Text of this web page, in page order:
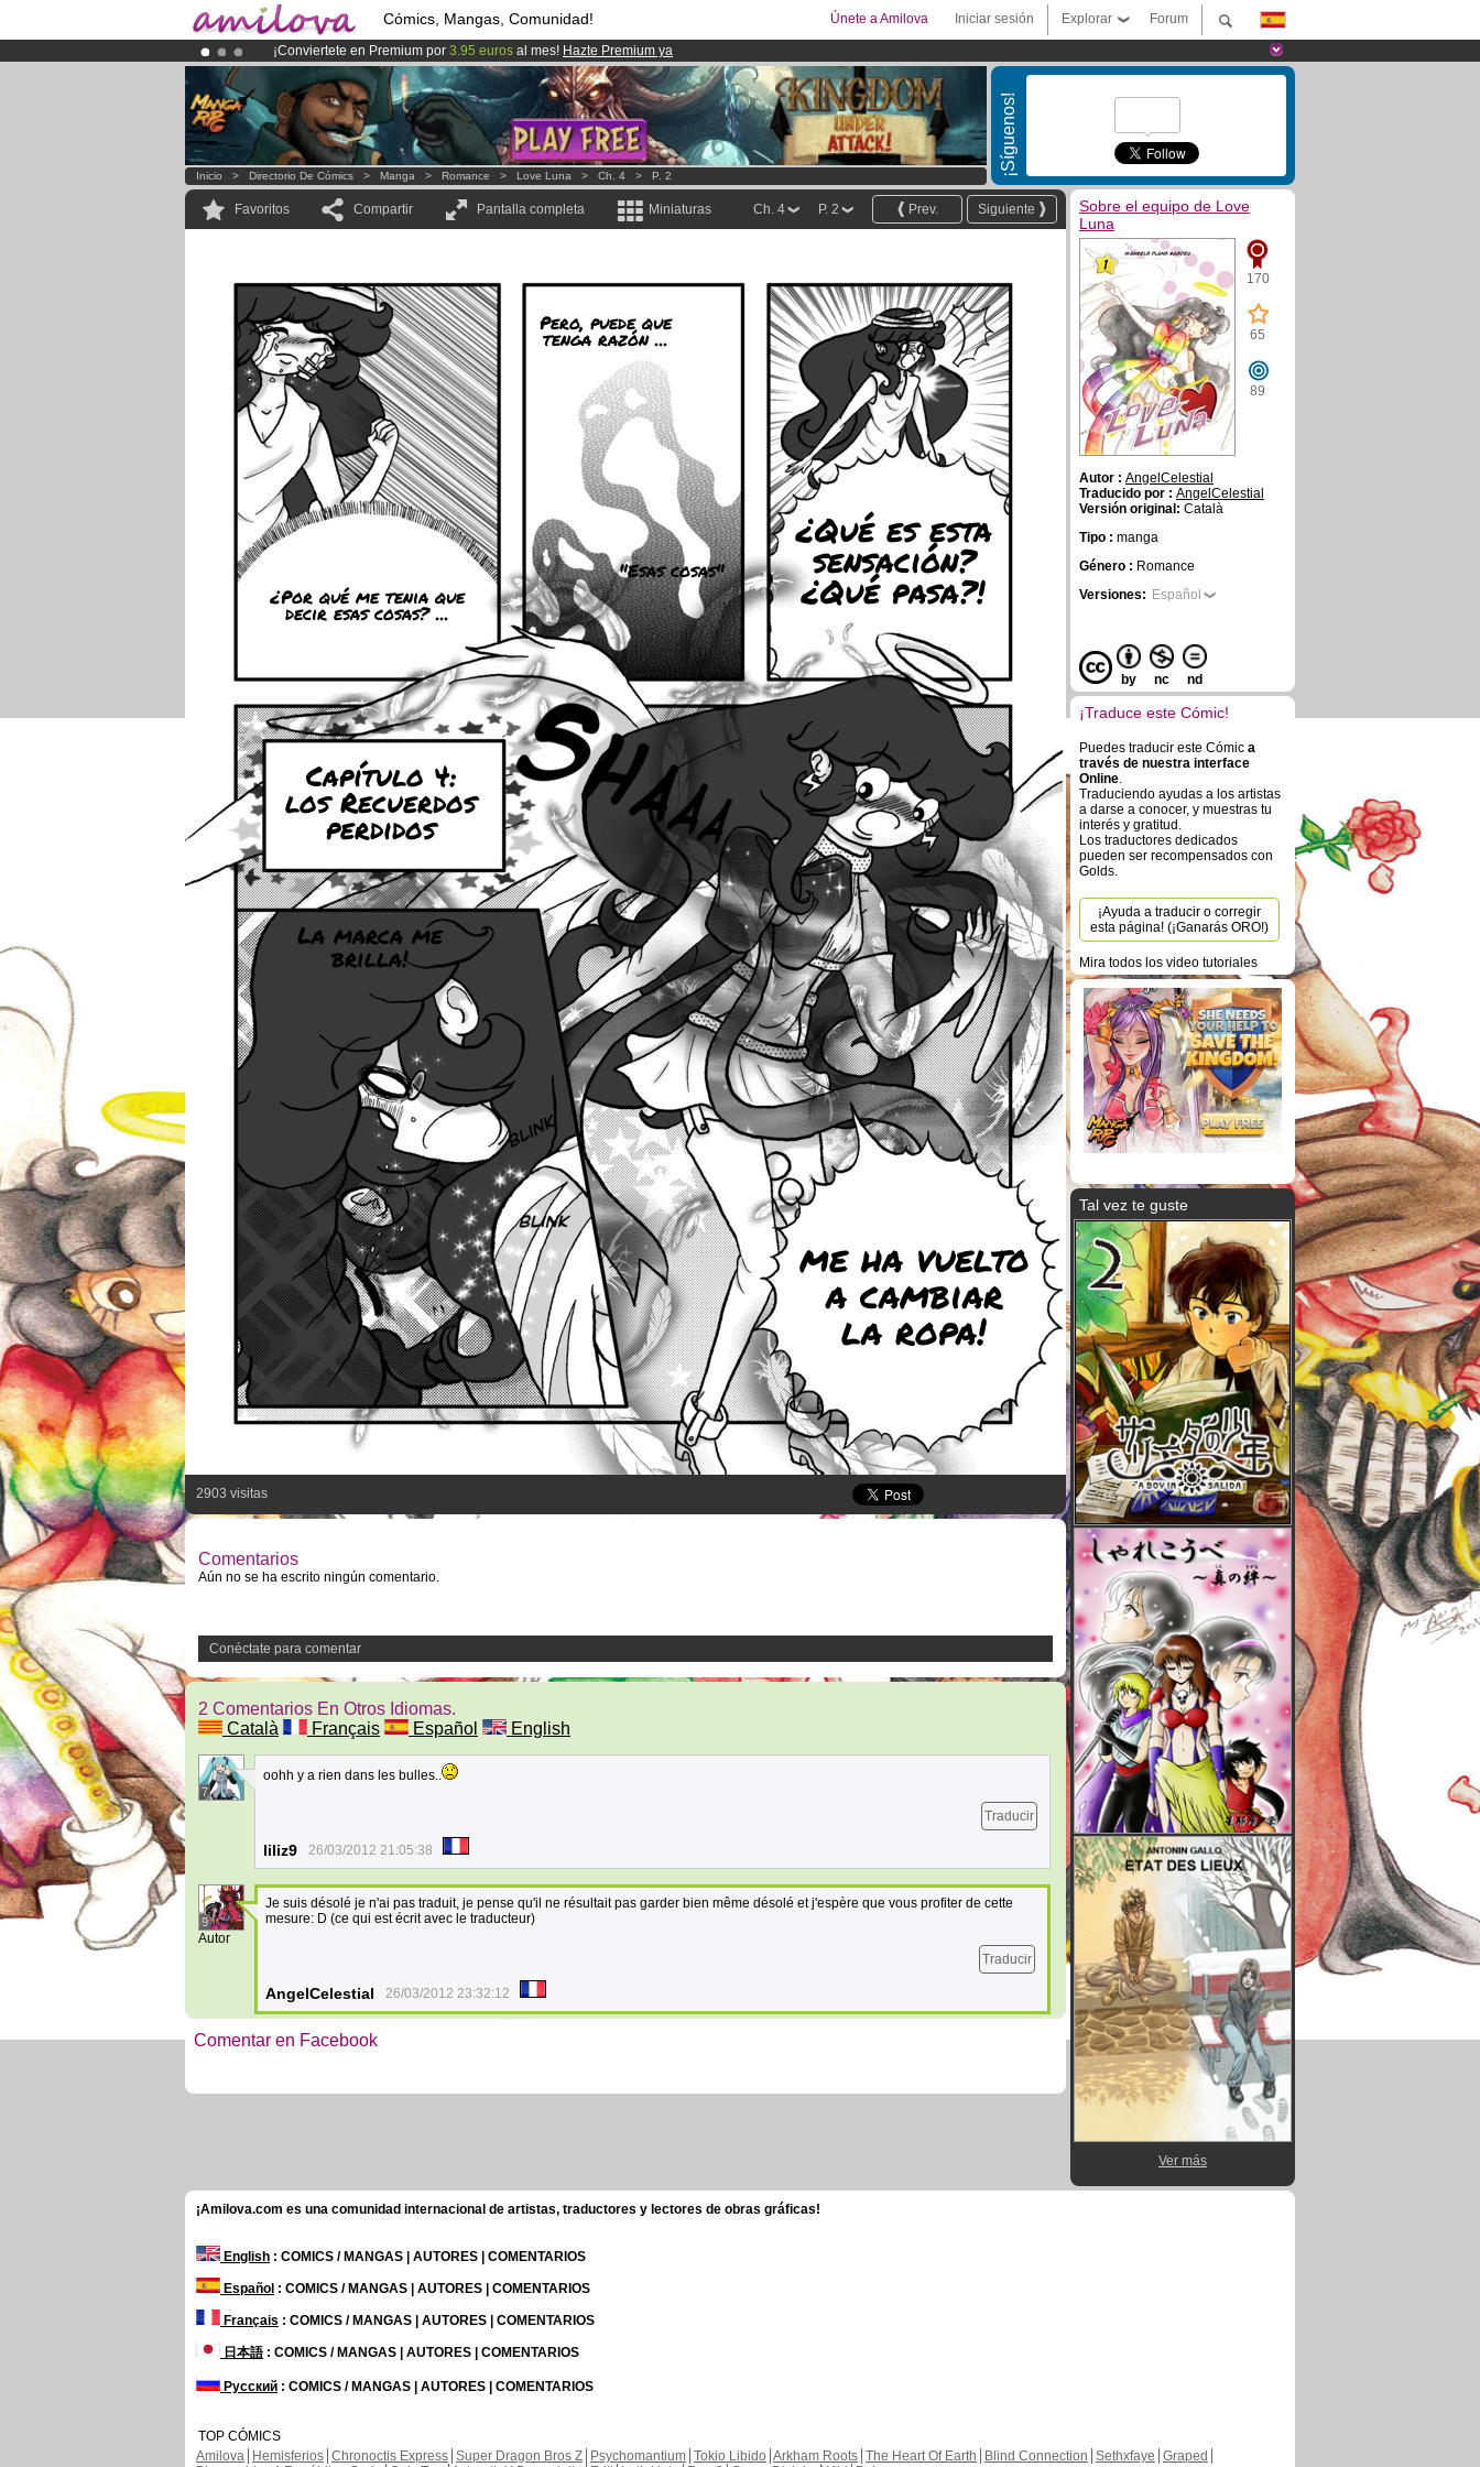
Cómics, Mangas, Comunidad! Forum
Explorar
Iniciar sesión
Únete a Amilova
¡Conviertete en Premium por 3.95 euros al mes! Hazte Premium ya
¡El Kickstarter Amilova está desormado lanzado!.
¡Ya tenemos 134393miembrosy 1208 Cómics y Mangas!.
¡Síguenos!
Inicio > Directorio De Cómics > Manga > Romance > Love Luna > Ch. 4 > P. 2
Favoritos Compartir Pantalla completa Miniaturas Siguiente
Prev.
P. 2
Ch. 4
¿Por qué me tenia que
decir esas cosas? ...
Pero, puede que
tenga razón ...
"Esas cosas"
¿Qué es esta
sensación?
¿Qué pasa?!
Capítulo 4:
los Recuerdos
perdidos
La marca me
brilla!
me ha vuelto
a cambiar
la ropa!
2903 visitas
Comentarios
Aún no se ha escrito ningún comentario.
Conéctate para comentar
2 Comentarios En Otros Idiomas.
Català
Français Español English
7
oohh y a rien dans les bulles..
Traducir
liliz9 26/03/2012 21:05:38
9
Autor
Je suis désolé je n'ai pas traduit, je pense qu'il ne résultait pas garder bien même désolé et j'espère que vous profiter de cette
mesure: D (ce qui est écrit avec le traducteur)
Traducir
AngelCelestial 26/03/2012 23:32:12
Comentar en Facebook
Sobre el equipo de Love
Luna
170
65
89
Autor : AngelCelestial
Traducido por : AngelCelestial
Versión original: Català
Tipo : manga
Género : Romance
Versiones: Español
by nc nd
¡Traduce este Cómic!
Puedes traducir este Cómic a
través de nuestra interface
Online.
Traduciendo ayudas a los artistas
a darse a conocer, y muestras tu
interés y gratitud.
Los traductores dedicados
pueden ser recompensados con
Golds.
¡Ayuda a traducir o corregir
esta página! (¡Ganarás ORO!)
Mira todos los video tutoriales
Tal vez te guste
Ver más
¡Amilova.com es una comunidad internacional de artistas, traductores y lectores de obras gráficas!
English : COMICS / MANGAS | AUTORES | COMENTARIOS
Español : COMICS / MANGAS | AUTORES | COMENTARIOS
Français : COMICS / MANGAS | AUTORES | COMENTARIOS
日本語: COMICS / MANGAS | AUTORES | COMENTARIOS
Русский : COMICS / MANGAS | AUTORES | COMENTARIOS
TOP CÓMICS
Amilova
Hemisferios Chronoctis Express Super Dragon Bros Z Psychomantium Tokio Libido Arkham Roots The Heart Of Earth Blind Connection Sethxfaye Graped